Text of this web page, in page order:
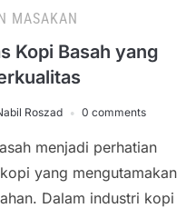
MASAKAN
Kopi Basah yang
Roszad 0 comments
menjadi perhatian
yang mengutamakan
Dalam industri kopi